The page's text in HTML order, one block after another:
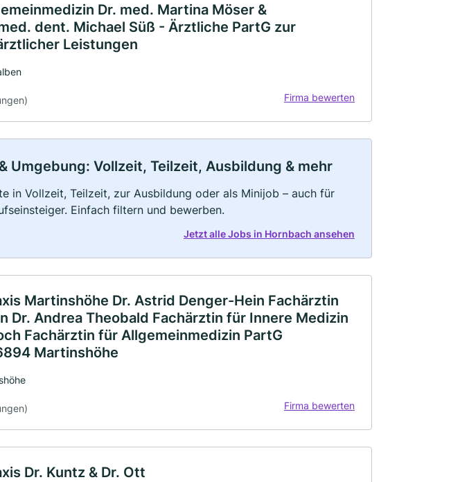
Dr. med. Martina Möser &
dent. Michael Süß - Ärztliche PartG zur
Leistungen
Firma bewerten
Umgebung: Vollzeit, Teilzeit, Ausbildung & mehr
in Vollzeit, Teilzeit, zur Ausbildung oder als Minijob – auch für
Einfach filtern und bewerben.
Jetzt alle Jobs in Hornbach ansehen
Martinshöhe Dr. Astrid Denger-Hein Fachärztin
Dr. Andrea Theobald Fachärztin für Innere Medizin
Fachärztin für Allgemeinmedizin PartG
Martinshöhe
Firma bewerten
Dr. Kuntz & Dr. Ott